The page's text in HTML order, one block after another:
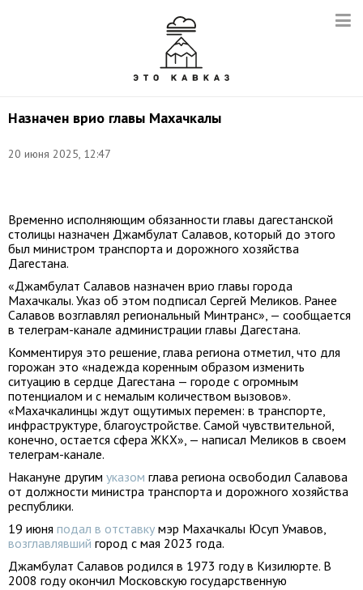
Назначен врио главы Махачкалы
20 июня 2025, 12:47
Временно исполняющим обязанности главы дагестанской
столицы назначен Джамбулат Салавов, который до этого
был министром транспорта и дорожного хозяйства
Дагестана.
«Джамбулат Салавов назначен врио главы города
Махачкалы. Указ об этом подписал Сергей Меликов. Ранее
Салавов возглавлял региональный Минтранс», — сообщается
в телеграм-канале администрации главы Дагестана.
Комментируя это решение, глава региона отметил, что для
горожан это «надежда коренным образом изменить
ситуацию в сердце Дагестана — городе с огромным
потенциалом и с немалым количеством вызовов».
«Махачкалинцы ждут ощутимых перемен: в транспорте,
инфраструктуре, благоустройстве. Самой чувствительной,
конечно, остается сфера ЖКХ», — написал Меликов в своем
телеграм-канале.
Накануне другим указом глава региона освободил Салавова
от должности министра транспорта и дорожного хозяйства
республики.
19 июня подал в отставку мэр Махачкалы Юсуп Умавов,
возглавлявший город с мая 2023 года.
Джамбулат Салавов родился в 1973 году в Кизилюрте. В
2008 году окончил Московскую государственную